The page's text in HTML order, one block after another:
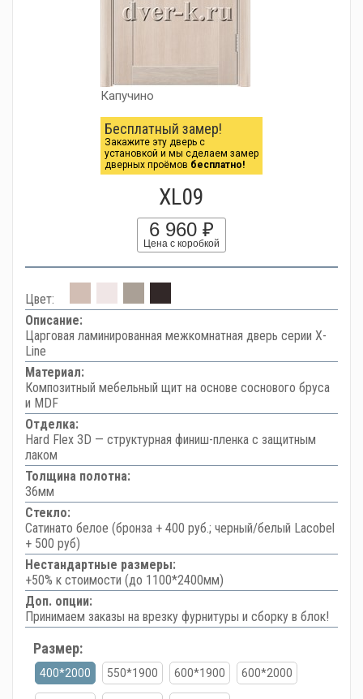
Капучино
Бесплатный замер!
Закажите эту дверь с
установкой и мы сделаем замер
дверных проёмов бесплатно!
XL09
6 960 ₽
Цена с коробкой
Цвет:
Описание:
Царговая ламинированная межкомнатная дверь серии X-
Line
Материал:
Композитный мебельный щит на основе соснового бруса
и MDF
Отделка:
Hard Flex 3D — структурная финиш-пленка с защитным
лаком
Толщина полотна:
36мм
Стекло:
Сатинато белое (бронза + 400 руб.; черный/белый Lacobel
+ 500 руб)
Нестандартные размеры:
+50% к стоимости (до 1100*2400мм)
Доп. опции:
Принимаем заказы на врезку фурнитуры и сборку в блок!
Размер:
400*2000 550*1900 600*1900 600*2000